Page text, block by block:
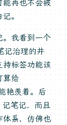
能再也不会被
。
。我看到一个
记治理的井
标签功能该
给
艳羡着。后
(opens new
记笔记，而且
系，仿佛也